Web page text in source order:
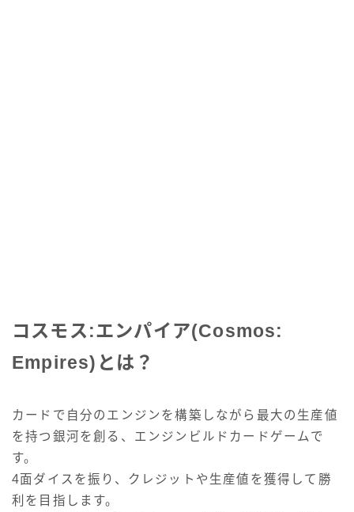
コスモス:エンパイア(Cosmos:
Empires)とは？
カードで自分のエンジンを構築しながら最大の生産値
を持つ銀河を創る、エンジンビルドカードゲームで
す。
4面ダイスを振り、クレジットや生産値を獲得して勝
利を目指します。